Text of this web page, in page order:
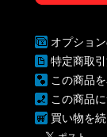
オプショ
特定商取
この商品
この商品
買い物を